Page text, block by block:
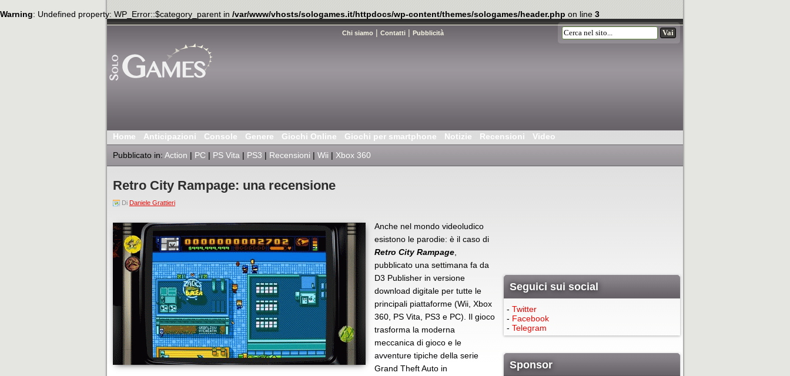
Warning: Undefined property: WP_Error::$category_parent in /var/www/vhosts/sologames.it/httpdocs/wp-content/themes/sologames/header.php on line 3
Chi siamo | Contatti | Pubblicità
Home Anticipazioni Console Genere Giochi Online Giochi per smartphone Notizie Recensioni
Video
Pubblicato in: Action | PC | PS Vita | PS3 | Recensioni | Wii | Xbox 360
Retro City Rampage: una recensione
Di Daniele Grattieri
Anche nel mondo videoludico
esistono le parodie: è il caso di
Retro City Rampage
pubblicato una settimana fa da
D3 Publisher in versione
download digitale per tutte le
principali piattaforme (Wii, Xbox
360, PS Vita, PS3 e PC). Il gioco
trasforma la moderna
meccanica di gioco e le
avventure tipiche della serie
Grand Theft Auto in
Seguici sui social
- Twitter
- Facebook
- Telegram
Sponsor